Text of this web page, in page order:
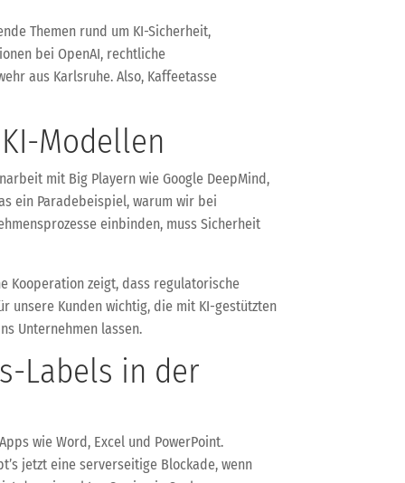
Themen rund um KI-Sicherheit,
bei OpenAI, rechtliche
aus Karlsruhe. Also, Kaffeetasse
Modellen
mit Big Playern wie Google DeepMind,
ein Paradebeispiel, warum wir bei
einbinden, muss Sicherheit
Kooperation zeigt, dass regulatorische
unsere Kunden wichtig, die mit KI-gestützten
Unternehmen lassen.
Labels in der
wie Word, Excel und PowerPoint.
jetzt eine serverseitige Blockade, wenn